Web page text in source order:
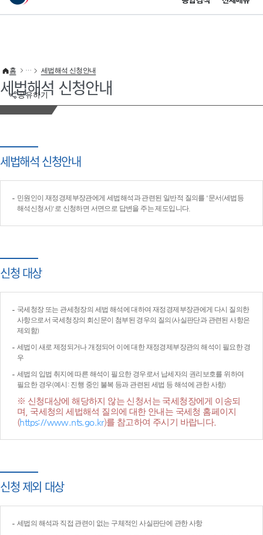
이 누리집은 대한민국 공식 전자정부 누리집입니다.
공유하기
홈 세법해석 신청안내
세법해석 신청안내
세법해석 신청안내
민원인이 재정경제부장관에게 세법해석과 관련된 일반적 질의를 '문서(세법등
해석신청서)'로 신청하면 서면으로 답변을 주는 제도입니다.
신청 대상
국세청장 또는 관세청장의 세법 해석에 대하여 재정경제부장관에게 다시 질의한
사항으로서 국세청장의 회신문이 첨부된 경우의 질의(사실판단과 관련된 사항은
제외함)
세법이 새로 제정되거나 개정되어 이에 대한 재정경제부장관의 해석이 필요한 경
우
세법의 입법 취지에 따른 해석이 필요한 경우로서 납세자의 권리보호를 위하여
필요한 경우(예시: 진행 중인 불복 등과 관련된 세법 등 해석에 관한 사항)
※ 신청대상에 해당하지 않는 신청서는 국세청장에게 이송되
며, 국세청의 세법해석 질의에 대한 안내는 국세청 홈페이지
(https://www.nts.go.kr)를 참고하여 주시기 바랍니다.
신청 제외 대상
세법의 해석과 직접 관련이 없는 구체적인 사실판단에 관한 사항